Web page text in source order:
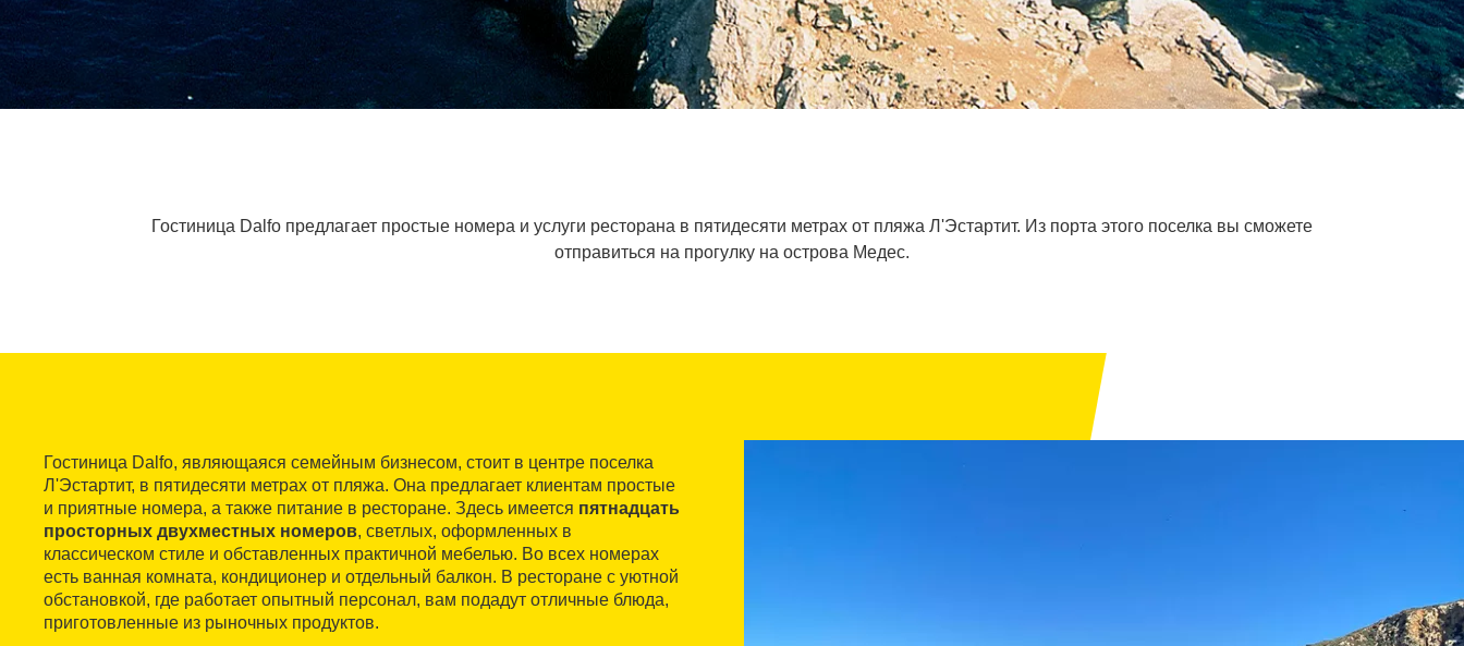
Гостиница Dalfo предлагает простые номера и услуги ресторана в пятидесяти метрах от пляжа Л'Эстартит. Из порта этого поселка вы сможете
отправиться на прогулку на острова Медес.
Гостиница Dalfo, являющаяся семейным бизнесом, стоит в центре поселка
Л'Эстартит, в пятидесяти метрах от пляжа. Она предлагает клиентам простые
и приятные номера, а также питание в ресторане. Здесь имеется пятнадцать
просторных двухместных номеров, светлых, оформленных в
классическом стиле и обставленных практичной мебелью. Во всех номерах
есть ванная комната, кондиционер и отдельный балкон. В ресторане с уютной
обстановкой, где работает опытный персонал, вам подадут отличные блюда,
приготовленные из рыночных продуктов.